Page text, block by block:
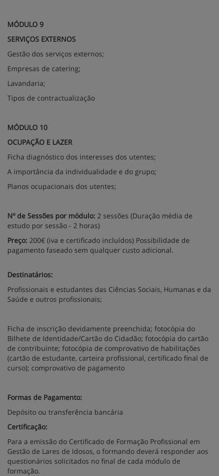
MÓDULO 9
SERVIÇOS EXTERNOS
Gestão dos serviços externos;
Empresas de catering;
Lavandaria;
Tipos de contractualização
MÓDULO 10
OCUPAÇÃO E LAZER
Ficha diagnóstico dos interesses dos utentes;
A importância da individualidade e do grupo;
Planos ocupacionais dos utentes;
Nº de Sessões por módulo: 2 sessões (Duração média de
estudo por sessão - 2 horas)
Preço: 200€ (iva e certificado incluídos) Possibilidade de
pagamento faseado sem qualquer custo adicional.
Destinatários:
Profissionais e estudantes das Ciências Sociais, Humanas e da
Saúde e outros profissionais;
Ficha de inscrição devidamente preenchida; fotocópia do
Bilhete de Identidade/Cartão do Cidadão; fotocópia do cartão
de contribuinte; fotocópia de comprovativo de habilitações
(cartão de estudante, carteira profissional, certificado final de
curso); comprovativo de pagamento
Formas de Pagamento:
Depósito ou transferência bancária
Certificação:
Para a emissão do Certificado de Formação Profissional em
Gestão de Lares de Idosos, o formando deverá responder aos
questionários solicitados no final de cada módulo de
formação.